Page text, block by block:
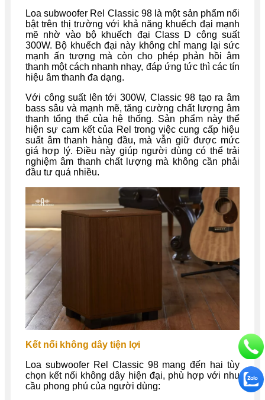
Loa subwoofer Rel Classic 98 là một sản phẩm nổi
bật trên thị trường với khả năng khuếch đại mạnh
mẽ nhờ vào bộ khuếch đại Class D công suất
300W. Bộ khuếch đại này không chỉ mang lại sức
mạnh ấn tượng mà còn cho phép phản hồi âm
thanh một cách nhanh nhạy, đáp ứng tức thì các tín
hiệu âm thanh đa dạng.
Với công suất lên tới 300W, Classic 98 tạo ra âm
bass sâu và mạnh mẽ, tăng cường chất lượng âm
thanh tổng thể của hệ thống. Sản phẩm này thể
hiện sự cam kết của Rel trong việc cung cấp hiệu
suất âm thanh hàng đầu, mà vẫn giữ được mức
giá hợp lý. Điều này giúp người dùng có thể trải
nghiệm âm thanh chất lượng mà không cần phải
đầu tư quá nhiều.
Kết nối không dây tiện lợi
Loa subwoofer Rel Classic 98 mang đến hai tùy
chọn kết nối không dây hiện đại, phù hợp với nhu
cầu phong phú của người dùng: